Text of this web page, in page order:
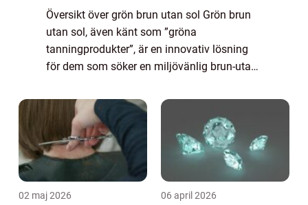
Översikt över grön brun utan sol Grön brun
utan sol, även känt som ”gröna
tanningprodukter”, är en innovativ lösning
för dem som söker en miljövänlig brun-utan-
som vanliga brun-utan-sol-prod...
02 maj 2026 06 april 2026